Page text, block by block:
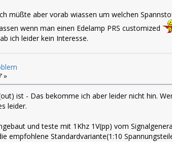
müßte aber vorab wiassen um welchen
wenn man einen Edelamp PRS customized
ich leider kein Interesse.
»
ist - Das bekomme ich aber leider nicht hin.
leider.
und teste mit 1Khz 1V(pp) vom
empfohlene Standardvariante(1:10